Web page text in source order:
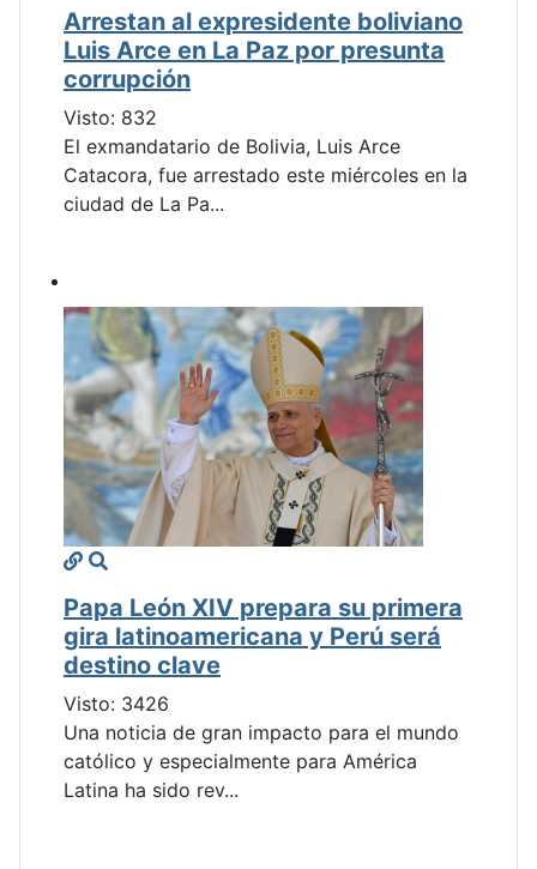
Arrestan al expresidente boliviano
Luis Arce en La Paz por presunta
corrupción
Visto: 832
El exmandatario de Bolivia, Luis Arce
Catacora, fue arrestado este miércoles en la
ciudad de La Pa...
Papa León XIV prepara su primera
gira latinoamericana y Perú será
destino clave
Visto: 3426
Una noticia de gran impacto para el mundo
católico y especialmente para América
Latina ha sido rev...